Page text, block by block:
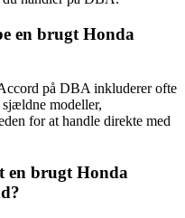
en brugt Honda
på DBA inkluderer ofte
modeller,
for at handle direkte med
en brugt Honda